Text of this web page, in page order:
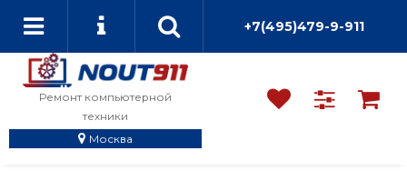
+7(495)479-9-911
Ремонт компьютерной
техники
Москва